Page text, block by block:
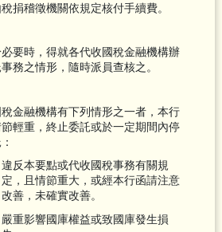
捐稽徵機關依規定核付手續費。
要時，得就各代收國稅金融機構辦
務之情形，隨時派員查核之。
金融機構有下列情形之一者，本行
輕重，終止委託或於一定期間內停
違反本要點或代收國稅事務有關規
定，且情節重大，或經本行函請注意
改善，未確實改善。
嚴重影響國庫權益或致國庫發生損